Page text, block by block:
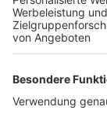
Millionen Euro
Angaben der
werden.
Anzeige